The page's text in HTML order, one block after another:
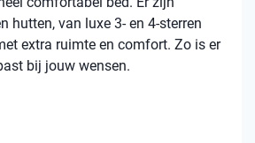
hutten, van luxe 3- en 4-sterren
extra ruimte en comfort. Zo is er
bij jouw wensen.